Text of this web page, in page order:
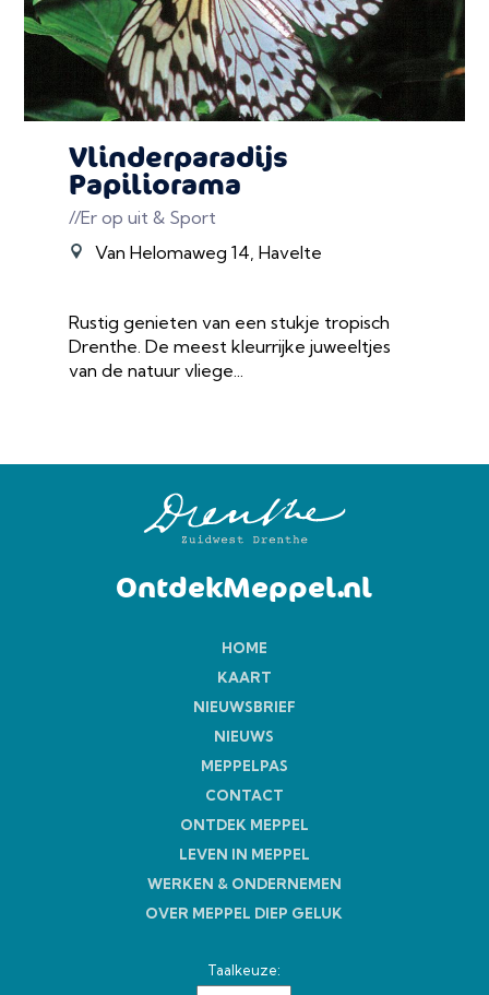
Vlinderparadijs
Papiliorama
//Er op uit & Sport
Van Helomaweg 14, Havelte
Rustig genieten van een stukje tropisch
Drenthe. De meest kleurrijke juweeltjes
van de natuur vliege...
OntdekMeppel.nl
HOME
KAART
NIEUWSBRIEF
NIEUWS
MEPPELPAS
CONTACT
ONTDEK MEPPEL
LEVEN IN MEPPEL
WERKEN & ONDERNEMEN
OVER MEPPEL DIEP GELUK
Taalkeuze: